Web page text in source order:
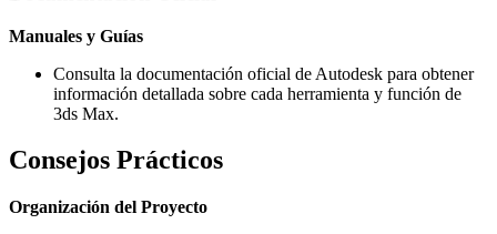
Manuales y Guías
Consulta la documentación oficial de Autodesk para obtener
información detallada sobre cada herramienta y función de
3ds Max.
Consejos Prácticos
Organización del Proyecto